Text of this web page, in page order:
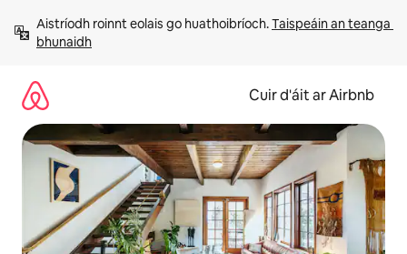
chuig
ábhar
Aistríodh roinnt eolais go huathoibríoch. Taispeáin an teanga
bhunaidh
Cuir d'áit ar Airbnb